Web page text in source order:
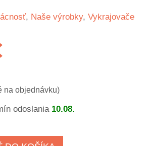
, Naše výrobky, Vykrajovače
na objednávku)
odoslania 10.08.